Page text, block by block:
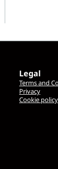
Legal
Terms and
Privacy
Cookie policy